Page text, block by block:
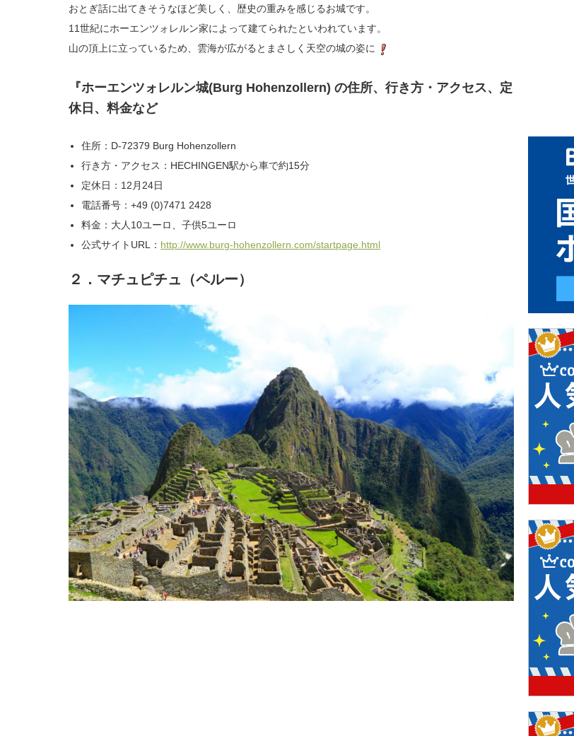
おとぎ話に出てきそうなほど美しく、歴史の重みを感じるお城です。
11世紀にホーエンツォレルン家によって建てられたといわれています。
山の頂上に立っているため、雲海が広がるとまさしく天空の城の姿に
『ホーエンツォレルン城(Burg Hohenzollern) の住所、行き方・アクセス、定
休日、料金など
住所：D-72379 Burg Hohenzollern
行き方・アクセス：HECHINGEN駅から車で約15分
定休日：12月24日
電話番号：+49 (0)7471 2428
料金：大人10ユーロ、子供5ユーロ
公式サイトURL： http://www.burg-hohenzollern.com/startpage.html
２．マチュピチュ（ペルー）